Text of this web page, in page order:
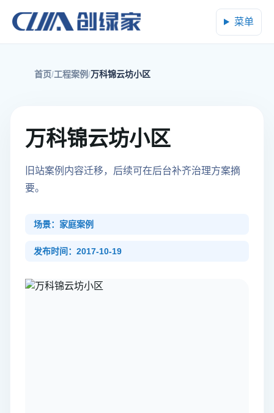
菜单
首页 工程案例 万科锦云坊小区
万科锦云坊小区
旧站案例内容迁移，后续可在后台补齐治理方案摘
要。
场景：家庭案例
发布时间：2017-10-19